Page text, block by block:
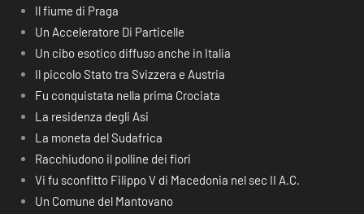
Il fiume di Praga
Un Acceleratore Di Particelle
Un cibo esotico diffuso anche in Italia
Il piccolo Stato tra Svizzera e Austria
Fu conquistata nella prima Crociata
La residenza degli Asi
La moneta del Sudafrica
Racchiudono il polline dei fiori
Vi fu sconfitto Filippo V di Macedonia nel sec II A.C.
Un Comune del Mantovano